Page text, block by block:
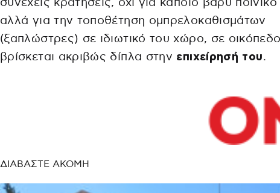
συνεχείς κρατήσεις, όχι για κάποιο βαρύ
αλλά για την τοποθέτηση ομπρελοκαθισμάτων
(ξαπλώστρες) σε ιδιωτικό του χώρο, σε
βρίσκεται ακριβώς δίπλα στην επιχείρησή του.
ΔΙΑΒΑΣΤΕ ΑΚΟΜΗ